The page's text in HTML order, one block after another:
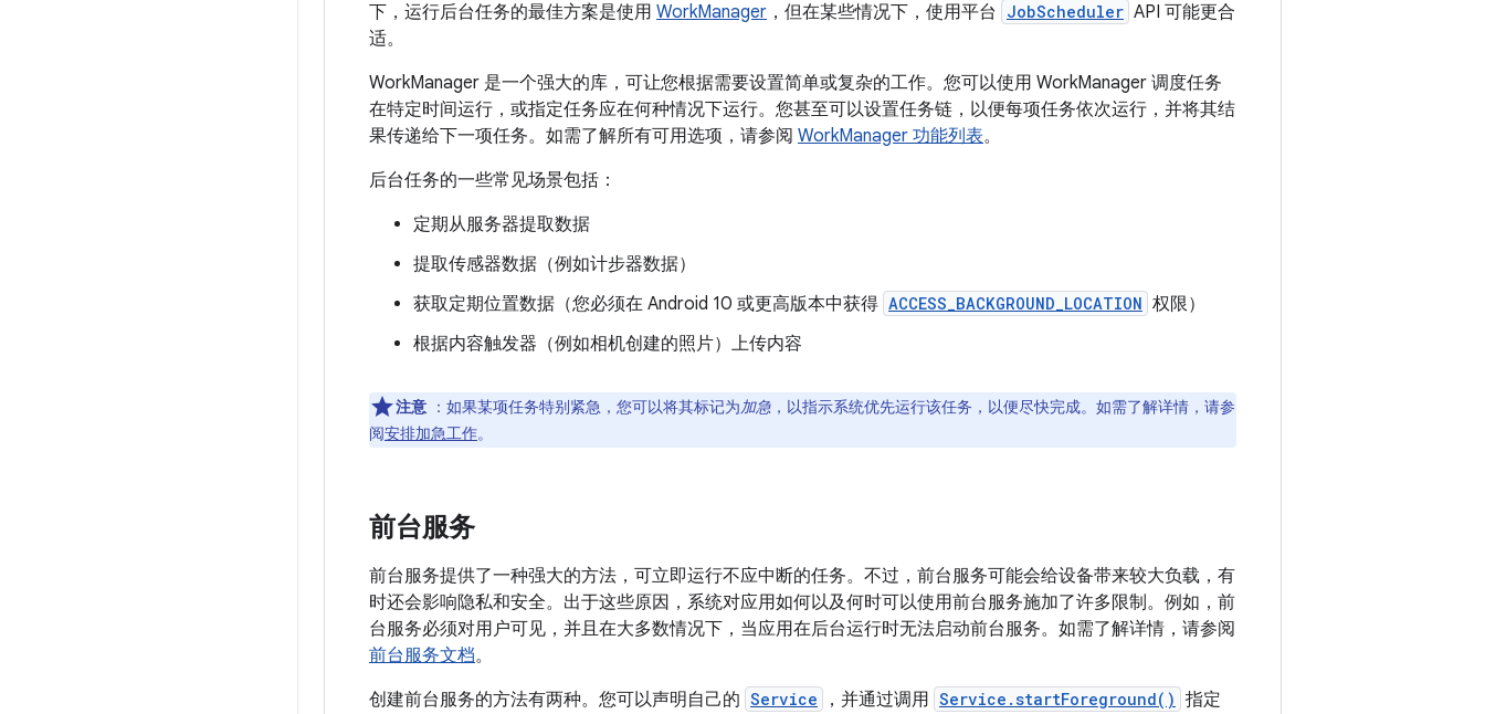
下，运行后台任务的最佳方案是使用 WorkManager ，但在某些情况下，使用平台 JobScheduler API 可能更合
适。
WorkManager 是一个强大的库，可让您根据需要设置简单或复杂的工作。您可以使用 WorkManager 调度任务
在特定时间运行，或指定任务应在何种情况下运行。您甚至可以设置任务链，以便每项任务依次运行，并将其结
果传递给下一项任务。如需了解所有可用选项，请参阅 WorkManager 功能列表。
后台任务的一些常见场景包括：
定期从服务器提取数据
提取传感器数据（例如计步器数据）
获取定期位置数据（您必须在 Android 10 或更高版本中获得 ACCESS_BACKGROUND_LOCATION 权限）
根据内容触发器（例如相机创建的照片）上传内容
注意 ：如果某项任务特别紧急，您可以将其标记为加急 ，以指示系统优先运行该任务，以便尽快完成。如需了解详情，请参
阅安排加急工作。
前台服务
前台服务提供了一种强大的方法，可立即运行不应中断的任务。不过，前台服务可能会给设备带来较大负载，有
时还会影响隐私和安全。出于这些原因，系统对应用如何以及何时可以使用前台服务施加了许多限制。例如，前
台服务必须对用户可见，并且在大多数情况下，当应用在后台运行时无法启动前台服务。如需了解详情，请参阅
前台服务文档。
创建前台服务的方法有两种。您可以声明自己的 Service ，并通过调用 Service.startForeground() 指定